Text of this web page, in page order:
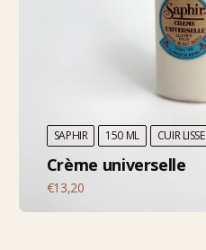
SAPHIR 150 ML CUIR LISSE
Crème universelle
€13,20